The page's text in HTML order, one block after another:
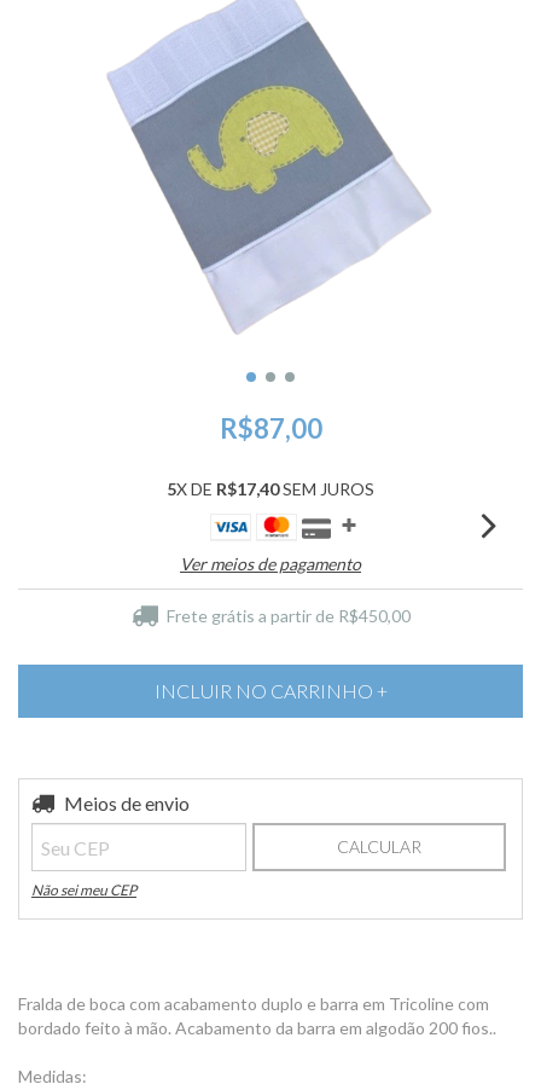
R$87,00
5X DE R$17,40SEM JUROS
Ver meios de pagamento
Frete grátis a partir de R$450,00
Entregas para o CEP:
Meios de envio
CALCULAR
Não sei meu CEP
Fralda de boca com acabamento duplo e barra em Tricoline com
bordado feito à mão. Acabamento da barra em algodão 200 fios..
Medidas: